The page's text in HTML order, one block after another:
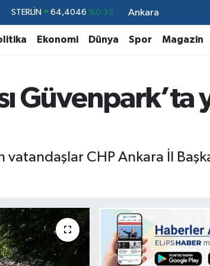
STERLİN 64,4046 %0.35
GRAM ALTIN 6618.49 %2.12
DOLAR 47,7106 %0.17
Ankara
Ekonomi Dünya Spor Magazin
Güvenpark’ta
CHP Ankara İl